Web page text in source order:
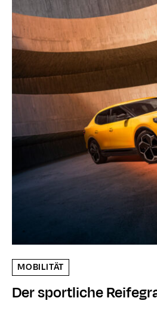
MOBILITÄT
Der sportliche